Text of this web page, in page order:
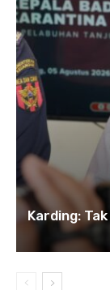
Karding: